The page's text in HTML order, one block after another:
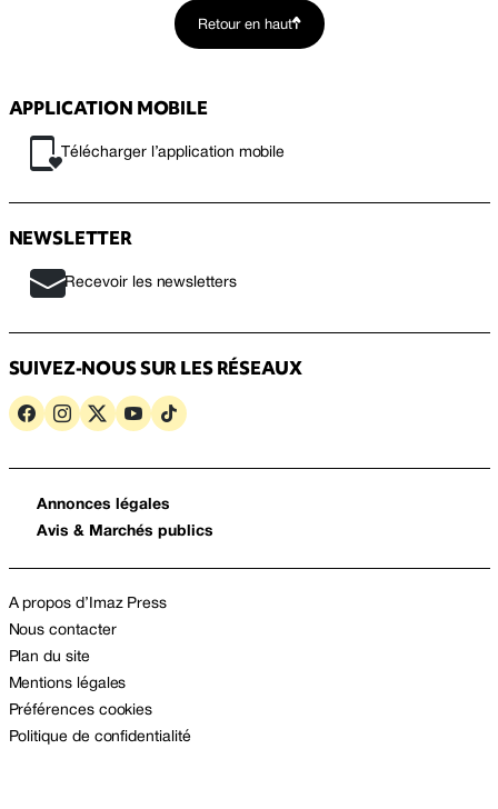
Retour en haut
APPLICATION MOBILE
Télécharger l’application mobile
NEWSLETTER
Recevoir les newsletters
SUIVEZ-NOUS SUR LES RÉSEAUX
Annonces légales
Avis & Marchés publics
A propos d’Imaz Press
Nous contacter
Plan du site
Mentions légales
Préférences cookies
Politique de confidentialité